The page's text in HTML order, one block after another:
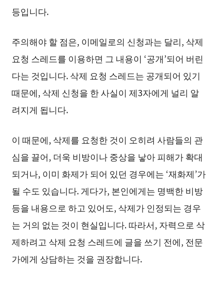
등입니다.
주의해야 할 점은, 이메일로의 신청과는 달리, 삭제
요청 스레드를 이용하면 그 내용이 ‘공개’되어 버린
다는 것입니다. 삭제 요청 스레드는 공개되어 있기
때문에, 삭제 신청을 한 사실이 제3자에게 널리 알
려지게 됩니다.
이 때문에, 삭제를 요청한 것이 오히려 사람들의 관
심을 끌어, 더욱 비방이나 중상을 낳아 피해가 확대
되거나, 이미 화제가 되어 있던 경우에는 ‘재화제’가
될 수도 있습니다. 게다가, 본인에게는 명백한 비방
등을 내용으로 하고 있어도, 삭제가 인정되는 경우
는 거의 없는 것이 현실입니다. 따라서, 자력으로 삭
제하려고 삭제 요청 스레드에 글을 쓰기 전에, 전문
가에게 상담하는 것을 권장합니다.